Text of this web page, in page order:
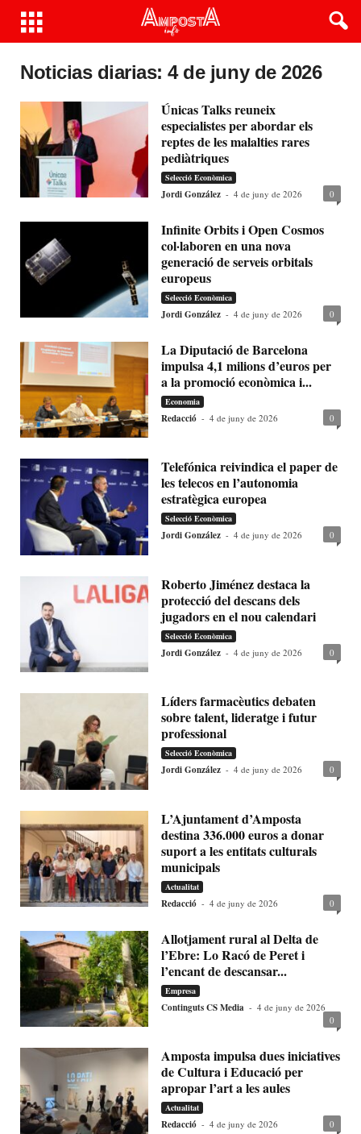
Noticias diarias: 4 de juny de 2026
Únicas Talks reuneix
especialistes per abordar els
reptes de les malalties rares
pediàtriques
Selecció Econòmica
Jordi González - 4 de juny de 2026 0
Infinite Orbits i Open Cosmos
col·laboren en una nova
generació de serveis orbitals
europeus
Selecció Econòmica
Jordi González - 4 de juny de 2026 0
La Diputació de Barcelona
impulsa 4,1 milions d’euros per
a la promoció econòmica i...
Economia
Redacció - 4 de juny de 2026 0
Telefónica reivindica el paper de
les telecos en l’autonomia
estratègica europea
Selecció Econòmica
Jordi González - 4 de juny de 2026 0
Roberto Jiménez destaca la
protecció del descans dels
jugadors en el nou calendari
Selecció Econòmica
Jordi González - 4 de juny de 2026 0
Líders farmacèutics debaten
sobre talent, lideratge i futur
professional
Selecció Econòmica
Jordi González - 4 de juny de 2026 0
L’Ajuntament d’Amposta
destina 336.000 euros a donar
suport a les entitats culturals
municipals
Actualitat
Redacció - 4 de juny de 2026 0
Allotjament rural al Delta de
l’Ebre: Lo Racó de Peret i
l’encant de descansar...
Empresa
Continguts CS Media - 4 de juny de 2026
0
Amposta impulsa dues iniciatives
de Cultura i Educació per
apropar l’art a les aules
Actualitat
Redacció - 4 de juny de 2026 0